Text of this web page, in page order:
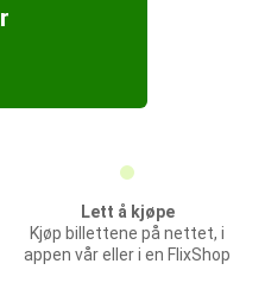
Lett å kjøpe
Kjøp billettene på nettet, i
appen vår eller i en FlixShop